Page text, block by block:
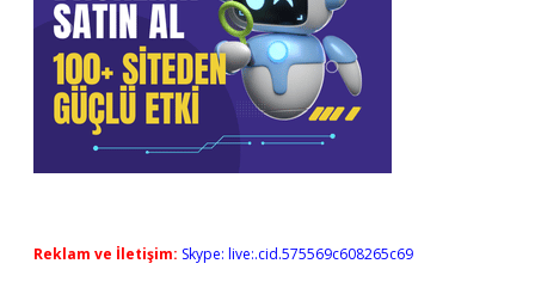
Reklam ve İletişim: Skype: live:.cid.575569c608265c69